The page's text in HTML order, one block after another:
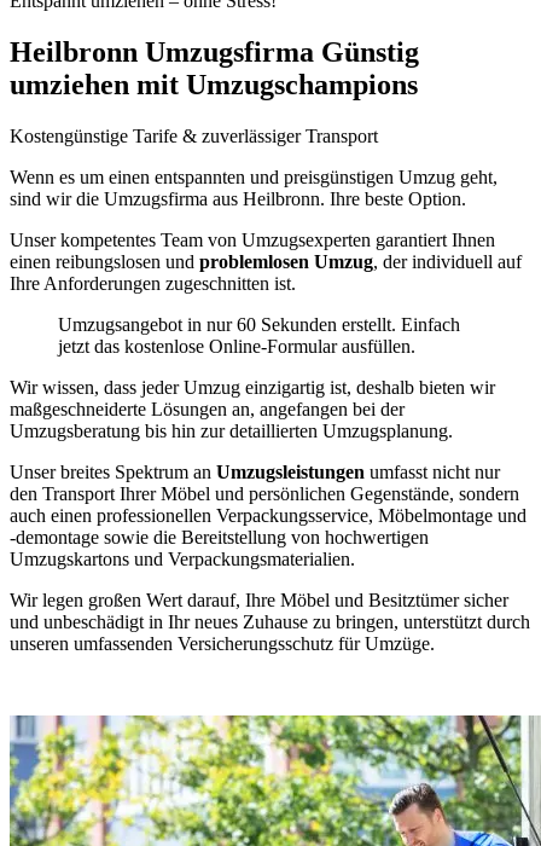
Heilbronn Umzugsfirma Günstig
umziehen mit Umzugschampions
Kostengünstige Tarife & zuverlässiger Transport
Wenn es um einen entspannten und preisgünstigen Umzug geht,
sind wir die Umzugsfirma aus Heilbronn. Ihre beste Option.
Unser kompetentes Team von Umzugsexperten garantiert Ihnen
einen reibungslosen und problemlosen Umzug, der individuell auf
Ihre Anforderungen zugeschnitten ist.
Umzugsangebot in nur 60 Sekunden erstellt. Einfach
jetzt das kostenlose Online-Formular ausfüllen.
Wir wissen, dass jeder Umzug einzigartig ist, deshalb bieten wir
maßgeschneiderte Lösungen an, angefangen bei der
Umzugsberatung bis hin zur detaillierten Umzugsplanung.
Unser breites Spektrum an Umzugsleistungen umfasst nicht nur
den Transport Ihrer Möbel und persönlichen Gegenstände, sondern
auch einen professionellen Verpackungsservice, Möbelmontage und
-demontage sowie die Bereitstellung von hochwertigen
Umzugskartons und Verpackungsmaterialien.
Wir legen großen Wert darauf, Ihre Möbel und Besitztümer sicher
und unbeschädigt in Ihr neues Zuhause zu bringen, unterstützt durch
unseren umfassenden Versicherungsschutz für Umzüge.